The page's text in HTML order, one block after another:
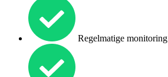
Regelmatige monitoring